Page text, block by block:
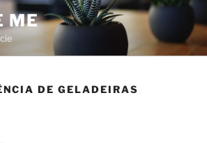
ME
DE GELADEIRAS